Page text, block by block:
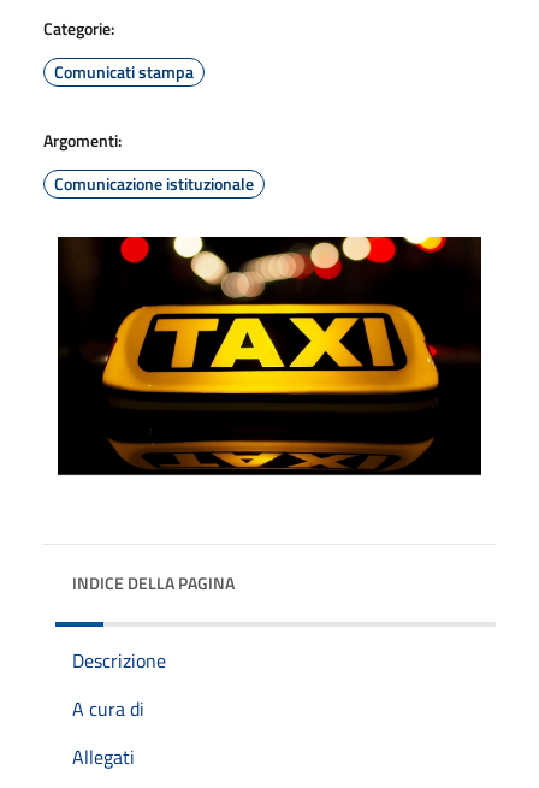
Categorie:
Comunicati stampa
Argomenti:
Comunicazione istituzionale
INDICE DELLA PAGINA
Descrizione
A cura di
Allegati